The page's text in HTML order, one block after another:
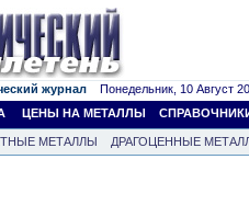
журнал Понедельник, 10 Август
ЦЕНЫ НА МЕТАЛЛЫ
МЕТАЛЛЫ
ДРАГОЦЕННЫЕ